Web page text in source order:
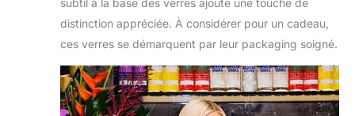
subtil à la base des verres ajoute une touche de
distinction appréciée. À considérer pour un cadeau,
ces verres se démarquent par leur packaging soigné.